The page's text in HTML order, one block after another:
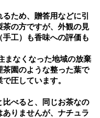
ため、贈答用などに引
茶の方ですが、外観の見
工）も香味への評価も
まなくなった地域の放棄
園のような整った葉で
圧しています。
べると、同じお茶なの
りませんが、ナチュラ